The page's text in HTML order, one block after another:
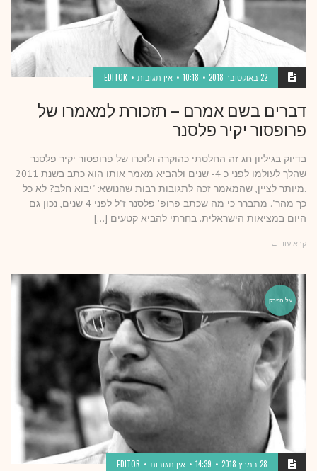
22 באוקטובר 2018 10:18 אין תגובות EDITOR
דברים בשם אמרם – תזכורת למאמרו של
פרופסור יקיר פלסנר
בדיוק בגיליון חג זה החלטתי כהוקרה ולזכרו של פרופסור יקיר פלסנר
שהלך לעולמו לפני כ 4- שנים ולהביא מאמר אותו הוא כתב בשנת 2011
.מיותר לציין, שהמאמר זכה לתגובות רבות שהנושא: "יבוא חלב? לא כל
כך מהר". מתברר כי מה שכתב פרופ' פלסנר ז"ל לפני 4 שנים, נכון גם
היום במציאות הישראלית. בחרתי להביא קטעים […]
קרא עוד ←
על הפרק
28 במרץ 2018 14:39 אין תגובות EDITOR